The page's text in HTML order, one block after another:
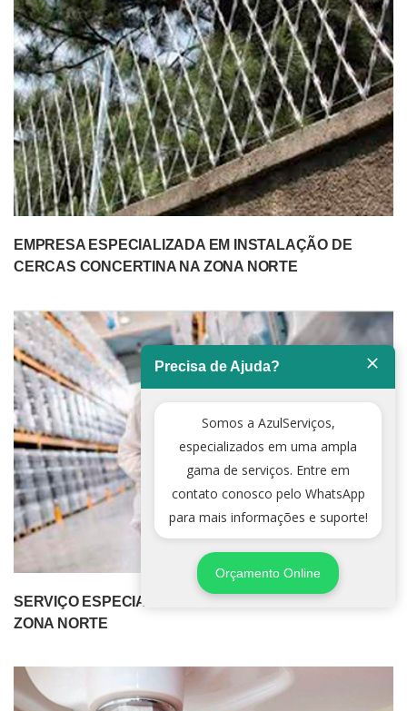
EMPRESA ESPECIALIZADA EM INSTALAÇÃO DE
CERCAS CONCERTINA NA ZONA NORTE
SERVIÇO ESPECIALIZADO DE DEDETIZADORA NA
ZONA NORTE
Precisa de Ajuda?
Somos a AzulServiços,
especializados em uma ampla
gama de serviços. Entre em
contato conosco pelo WhatsApp
para mais informações e suporte!
Orçamento Online